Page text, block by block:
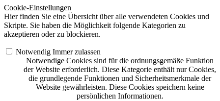
Cookie-Einstellungen
Hier finden Sie eine Übersicht über alle verwendeten Cookies und
Skripte. Sie haben die Möglichkeit folgende Kategorien zu
akzeptieren oder zu blockieren.
Notwendig Immer zulassen
Notwendige Cookies sind für die ordnungsgemäße Funktion
der Website erforderlich. Diese Kategorie enthält nur Cookies,
die grundlegende Funktionen und Sicherheitsmerkmale der
Website gewährleisten. Diese Cookies speichern keine
persönlichen Informationen.